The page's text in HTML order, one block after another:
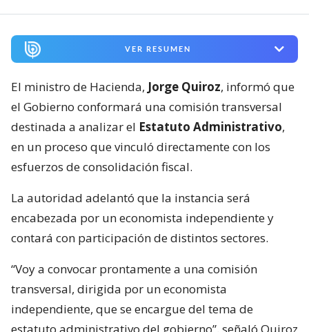
VER RESUMEN
El ministro de Hacienda, Jorge Quiroz, informó que
el Gobierno conformará una comisión transversal
destinada a analizar el Estatuto Administrativo,
en un proceso que vinculó directamente con los
esfuerzos de consolidación fiscal.
La autoridad adelantó que la instancia será
encabezada por un economista independiente y
contará con participación de distintos sectores.
“Voy a convocar prontamente a una comisión
transversal, dirigida por un economista
independiente, que se encargue del tema de